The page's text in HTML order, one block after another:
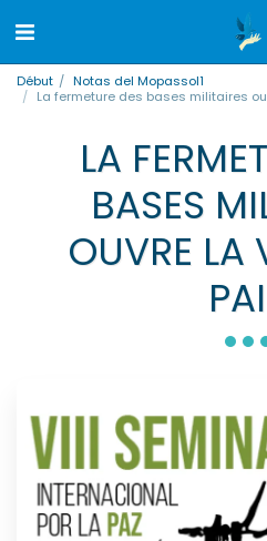
Début
Notas del Mopassol1
La fermeture des bases militaires
LA
BASES
OUVRE LA